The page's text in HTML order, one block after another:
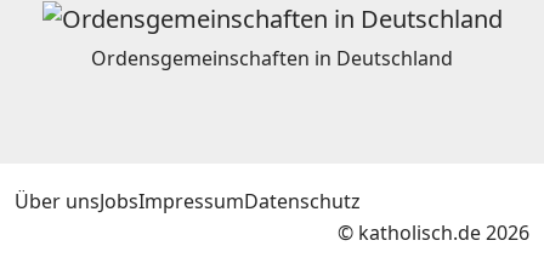
Ordensgemeinschaften in Deutschland
Über unsJobsImpressumDatenschutz
© katholisch.de 2026